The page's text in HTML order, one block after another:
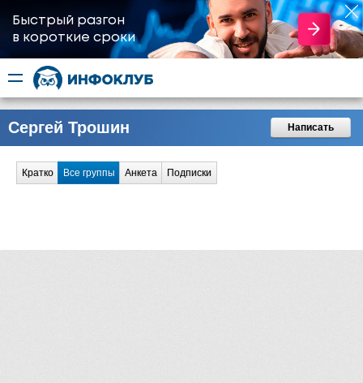
Быстрый разгон
​в короткие сроки
Сергей Трошин Написать
Кратко Все группы Анкета Подписки